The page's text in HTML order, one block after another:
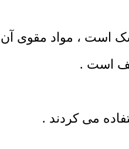
است ، مواد مقوی